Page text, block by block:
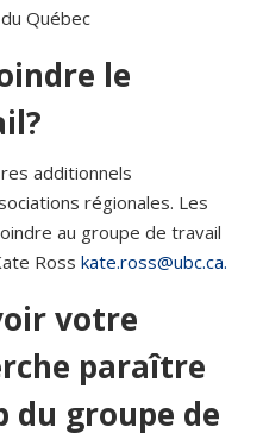
Québec
le
additionnels
régionales. Les
au groupe de travail
Ross kate.ross@ubc.ca.
votre
paraître
du groupe de